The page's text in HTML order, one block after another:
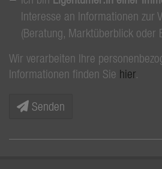
Interesse an Informationen zur
(Beratung, Marktüberblick oder
Wir verarbeiten Ihre
Informationen finden Sie hier.
Senden